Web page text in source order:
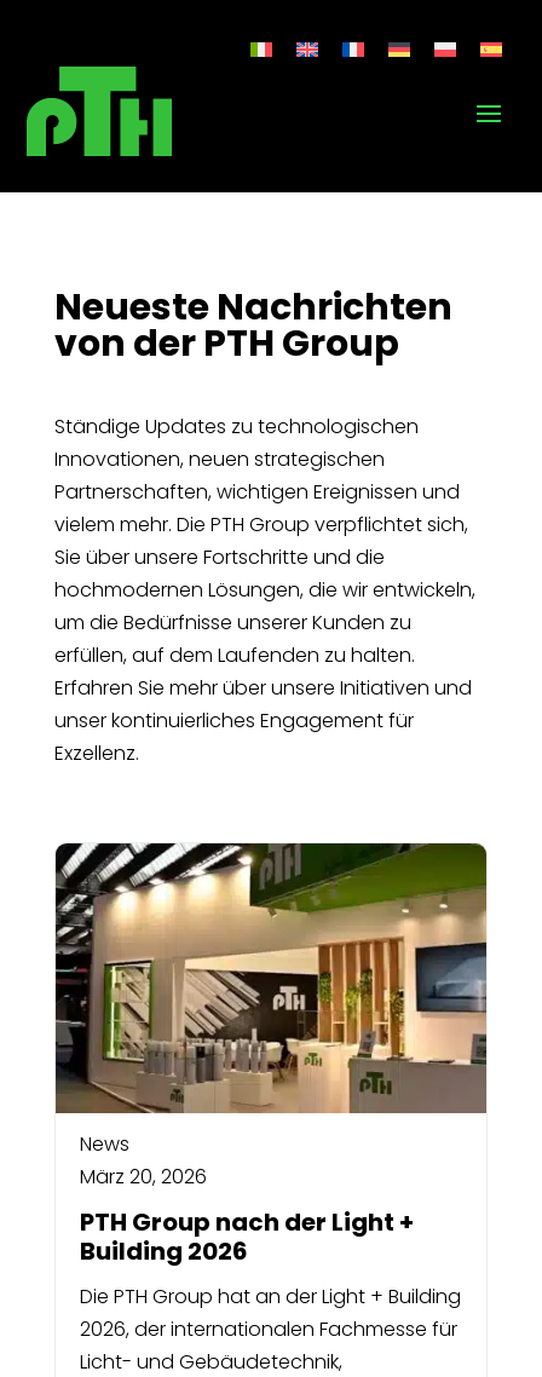
Neueste Nachrichten
von der PTH Group
Ständige Updates zu technologischen
Innovationen, neuen strategischen
Partnerschaften, wichtigen Ereignissen und
vielem mehr. Die PTH Group verpflichtet sich,
Sie über unsere Fortschritte und die
hochmodernen Lösungen, die wir entwickeln,
um die Bedürfnisse unserer Kunden zu
erfüllen, auf dem Laufenden zu halten.
Erfahren Sie mehr über unsere Initiativen und
unser kontinuierliches Engagement für
Exzellenz.
News
März 20, 2026
PTH Group nach der Light +
Building 2026
Die PTH Group hat an der Light + Building
2026, der internationalen Fachmesse für
Licht- und Gebäudetechnik,